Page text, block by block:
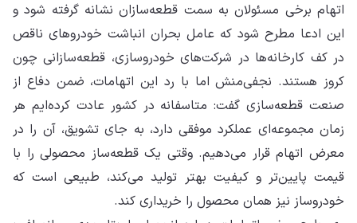
اتهام برخی مسئولان به سمت قطعه‌سازان نشانه گرفته شود و
این ادعا مطرح شود که عامل بحران انباشت خودروهای ناقص
در کف کارخانه‌ها در شرکت‌های خودروسازی، قطعه‌سازانی چون
کروز هستند. نجفی‌منش اما با رد این اتهامات، ضمن دفاع از
صنعت قطعه‌سازی گفت: متاسفانه در کشور عادت کرده‌ایم هر
زمان مجموعه‌ای عملکرد موفقی دارد، به جای تشویق، آن را در
معرض اتهام قرار می‌دهیم. وقتی یک قطعه‌ساز محصولی را با
قیمت پایین‌تر و کیفیت بهتر تولید می‌کند، طبیعی است که
خودروساز نیز همان محصول را خریداری کند.